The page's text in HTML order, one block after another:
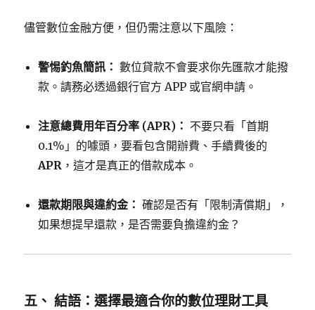
儘管數位金融方便，但仍需注意以下風險：
警惕釣魚簡訊： 數位貸款不會要求你先匯款才能撥
款。請務必透過銀行官方 APP 或官網申請。
注意總費用年百分率 (APR)： 不要只看「首期
0.1%」的噱頭，要看包含開辦費、手續費後的
APR ，這才是真正的借款成本。
還款期限與違約金： 確認是否有「限制清償期」，
如果想提早還款，是否需要負擔違約金？
五、 結語：選擇最適合你的數位理財工具